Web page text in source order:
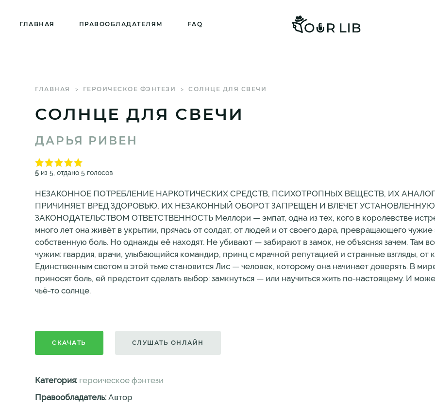
ГЛАВНАЯ ПРАВООБЛАДАТЕЛЯМ FAQ
ГЛАВНАЯ ГЕРОИЧЕСКОЕ ФЭНТЕЗИ СОЛНЦЕ ДЛЯ СВЕЧИ
СОЛНЦЕ ДЛЯ СВЕЧИ
ДАРЬЯ РИВЕН
5 из 5, отдано 5 голосов
НЕЗАКОННОЕ ПОТРЕБЛЕНИЕ НАРКОТИЧЕСКИХ СРЕДСТВ, ПСИХОТРОПНЫХ ВЕЩЕСТВ, ИХ
ПРИЧИНЯЕТ ВРЕД ЗДОРОВЬЮ, ИХ НЕЗАКОННЫЙ ОБОРОТ ЗАПРЕЩЕН И ВЛЕЧЕТ УСТАНОВЛЕННУЮ
ЗАКОНОДАТЕЛЬСТВОМ ОТВЕТСТВЕННОСТЬ Меллори — эмпат, одна из тех, кого в королевстве
много лет она живёт в укрытии, прячась от солдат, от людей и от своего дара, превращающего
собственную боль. Но однажды её находят. Не убивают — забирают в замок, не объясняя зачем. Там
чужим: гвардия, врачи, улыбающийся командир, принц с мрачной репутацией и странные взгляды, от
Единственным светом в этой тьме становится Лис — человек, которому она начинает доверять. В
приносят боль, ей предстоит сделать выбор: замкнуться — или научиться жить по-настоящему. И
чьё-то солнце.
СКАЧАТЬ СЛУШАТЬ ОНЛАЙН
Категория: героическое фэнтези
Правообладатель: Автор